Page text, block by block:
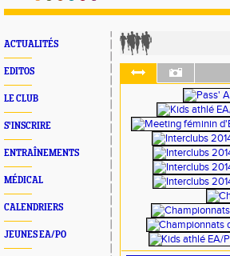
ACTUALITÉS
EDITOS
LE CLUB
S'INSCRIRE
ENTRAÎNEMENTS
MÉDICAL
CALENDRIERS
JEUNES EA/PO